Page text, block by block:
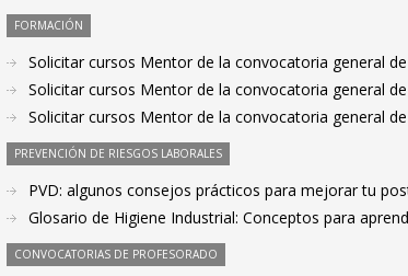
FORMACIÓN
Solicitar cursos Mentor de la convocatoria general
Solicitar cursos Mentor de la convocatoria general
Solicitar cursos Mentor de la convocatoria general
PREVENCIÓN DE RIESGOS LABORALES
PVD: algunos consejos prácticos para mejorar tu
Glosario de Higiene Industrial: Conceptos para
CONVOCATORIAS DE PROFESORADO